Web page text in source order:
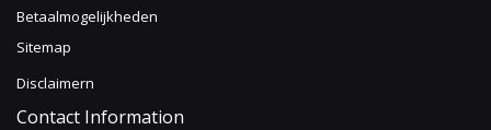
Betaalmogelijkheden
Sitemap
Disclaimern
Contact Information